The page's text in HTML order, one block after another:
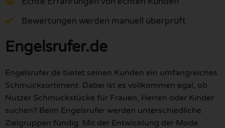
Bewertungen werden manuell überprüft
Engelsrufer.de
Engelsrufer.de bietet seinen Kunden ein umfangreiches
Schmucksortiment. Dabei ist es vollkommen egal, ob
Nutzer Schmuckstücke für Frauen, Herren oder Kinder
suchen? Beim Engelsrufer werden unterschiedliche
Zielgruppen fündig. Mit der Entwicklung der Mode